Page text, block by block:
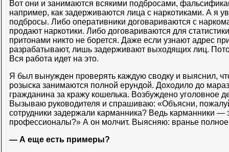
Вот они и занимаются всякими подбросами,
например, как задерживаются лица с наркотиками. А я
подбросы. Либо оперативники договариваются с
продают наркотики. Либо договариваются для
притонами никто не борется. Даже если узнают адрес
разрабатывают, лишь задерживают выходящих лиц.
Вся работа идет на это.
Я был вынужден проверять каждую сводку и выяснил,
розыска занимаются полной ерундой. Доходило до
гражданина за кражу кошелька. Возбуждено уголовное
Вызываю руководителя и спрашиваю: «Объясни,
сотрудники задержали карманника? Ведь карманники —
профессионалы?» А он молчит. Выясняю: вранье
— А еще есть примеры?